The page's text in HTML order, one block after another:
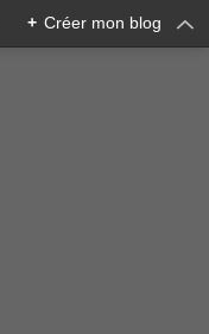
+ Créer mon blog